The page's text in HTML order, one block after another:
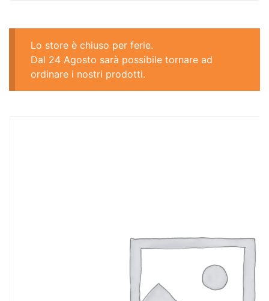
Lo store è chiuso per ferie.
Dal 24 Agosto sarà possibile tornare ad
ordinare i nostri prodotti.